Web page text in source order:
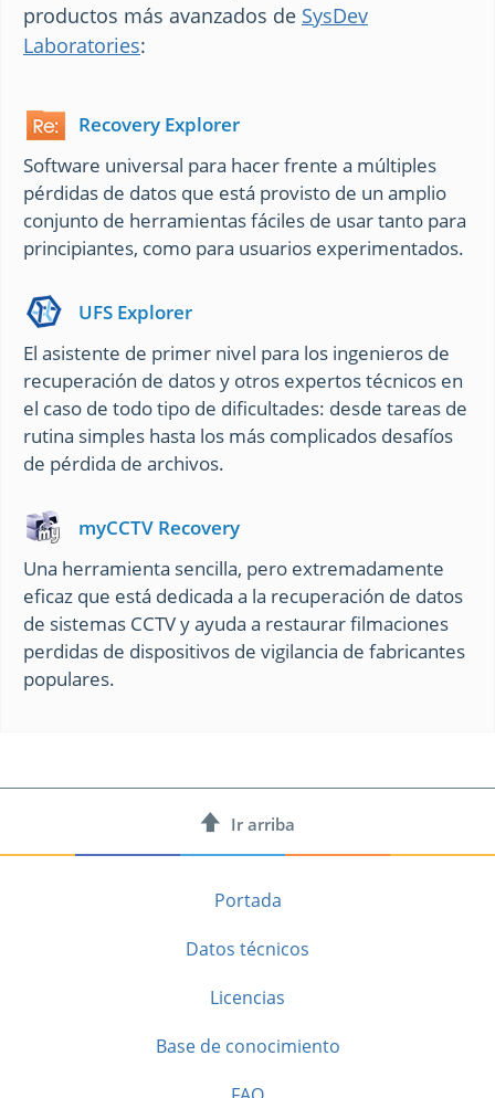
productos más avanzados de SysDev
Laboratories:
Recovery Explorer
Software universal para hacer frente a múltiples
pérdidas de datos que está provisto de un amplio
conjunto de herramientas fáciles de usar tanto para
principiantes, como para usuarios experimentados.
UFS Explorer
El asistente de primer nivel para los ingenieros de
recuperación de datos y otros expertos técnicos en
el caso de todo tipo de dificultades: desde tareas de
rutina simples hasta los más complicados desafíos
de pérdida de archivos.
myCCTV Recovery
Una herramienta sencilla, pero extremadamente
eficaz que está dedicada a la recuperación de datos
de sistemas CCTV y ayuda a restaurar filmaciones
perdidas de dispositivos de vigilancia de fabricantes
populares.
Ir arriba
Portada
Datos técnicos
Licencias
Base de conocimiento